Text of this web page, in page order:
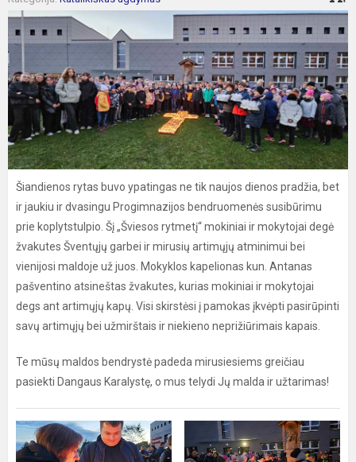
Šiandienos rytas buvo ypatingas ne tik naujos dienos pradžia, bet
ir jaukiu ir dvasingu Progimnazijos bendruomenės susibūrimu
prie koplytstulpio. Šį „Šviesos rytmetį“ mokiniai ir mokytojai degė
žvakutes Šventųjų garbei ir mirusių artimųjų atminimui bei
vienijosi maldoje už juos. Mokyklos kapelionas kun. Antanas
pašventino atsineštas žvakutes, kurias mokiniai ir mokytojai
degs ant artimųjų kapų. Visi skirstėsi į pamokas įkvėpti pasirūpinti
savų artimųjų bei užmirštais ir niekieno neprižiūrimais kapais.
Te mūsų maldos bendrystė padeda mirusiesiems greičiau
pasiekti Dangaus Karalystę, o mus telydi Jų malda ir užtarimas!